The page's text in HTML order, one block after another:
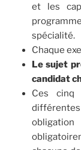
et les
spécialité.
Chaque
Le sujet
candidat
Ces cinq